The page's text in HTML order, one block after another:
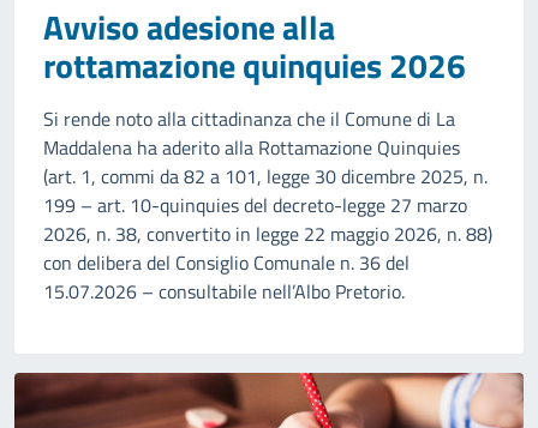
Avviso adesione alla
rottamazione quinquies 2026
Si rende noto alla cittadinanza che il Comune di La
Maddalena ha aderito alla Rottamazione Quinquies
(art. 1, commi da 82 a 101, legge 30 dicembre 2025, n.
199 – art. 10-quinquies del decreto-legge 27 marzo
2026, n. 38, convertito in legge 22 maggio 2026, n. 88)
con delibera del Consiglio Comunale n. 36 del
15.07.2026 – consultabile nell’Albo Pretorio.